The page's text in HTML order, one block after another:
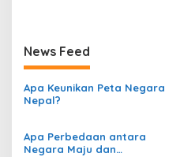
News Feed
Apa Keunikan Peta Negara
Nepal?
Apa Perbedaan antara
Negara Maju dan